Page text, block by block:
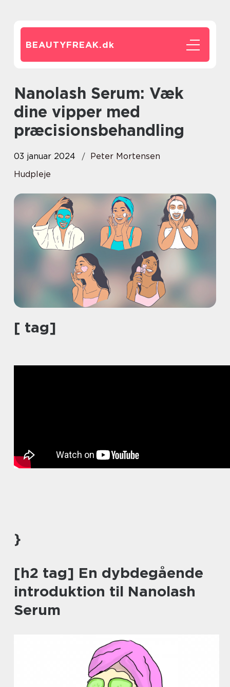
BEAUTYFREAK.dk
Nanolash Serum: Væk
dine vipper med
præcisionsbehandling
03 januar 2024
Peter Mortensen
Hudpleje
[ tag]
}
[h2 tag] En dybdegående
introduktion til Nanolash
Serum